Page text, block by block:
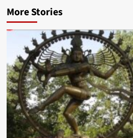
More Stories